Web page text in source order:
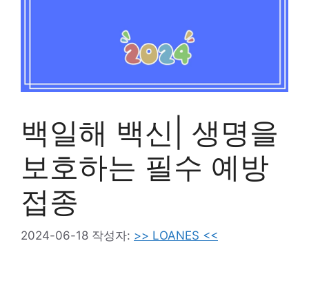
백일해 백신| 생명을
보호하는 필수 예방
접종
2024-06-18 작성자: >> LOANES <<